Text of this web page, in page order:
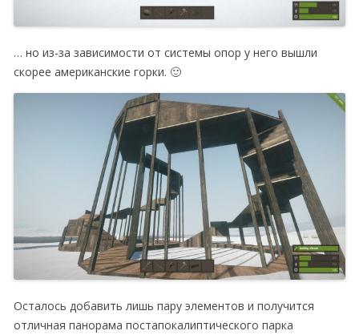
… но из-за зависимости от системы опор у него вышли
скорее американские горки. 🙂
Осталось добавить лишь пару элементов и получится
отличная панорама постапокалиптического парка